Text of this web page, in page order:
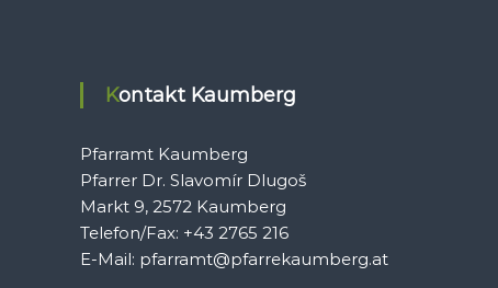
Kontakt Kaumberg
Pfarramt Kaumberg
Pfarrer Dr. Slavomír Dlugoš
Markt 9, 2572 Kaumberg
Telefon/Fax: +43 2765 216
E-Mail: pfarramt@pfarrekaumberg.at